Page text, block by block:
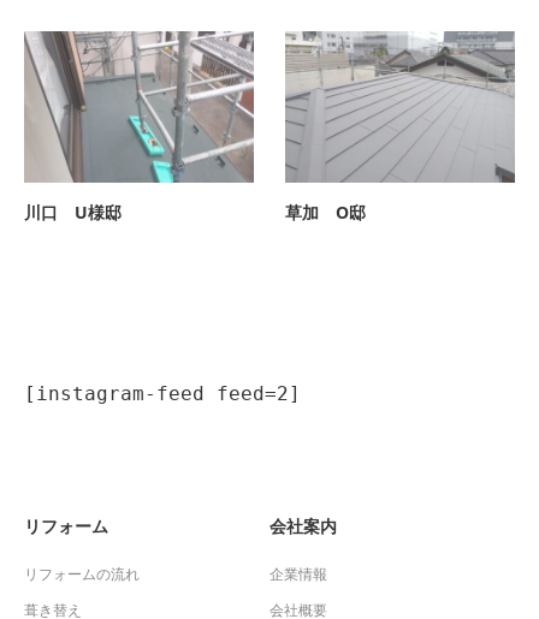
川口 U様邸 草加 O邸
[instagram-feed feed=2]
リフォーム
リフォームの流れ
葺き替え
会社案内
企業情報
会社概要